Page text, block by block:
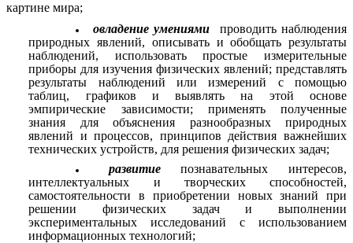
картине мира;
овладение умениями
проводить наблюдения
природных явлений, описывать и обобщать результаты
наблюдений, использовать простые измерительные
приборы для изучения физических явлений; представлять
результаты наблюдений или измерений с помощью
таблиц, графиков и выявлять на этой основе
эмпирические зависимости; применять полученные
знания для объяснения разнообразных природных
явлений и процессов, принципов действия важнейших
технических устройств, для решения физических задач;
развитие
познавательных интересов,
интеллектуальных и творческих способностей,
самостоятельности в приобретении новых знаний при
решении физических задач и выполнении
экспериментальных исследований с использованием
информационных технологий;